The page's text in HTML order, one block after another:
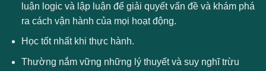
luận logic và lập luận để giải quyết vấn đề và khám phá
ra cách vận hành của mọi hoạt động.
Học tốt nhất khi thực hành.
Thường nắm vững những lý thuyết và suy nghĩ trừu